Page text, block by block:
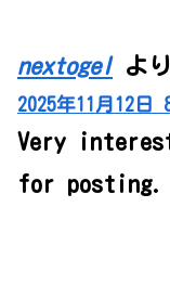
nextogel よ
2025年11月12日
Very
for posting.